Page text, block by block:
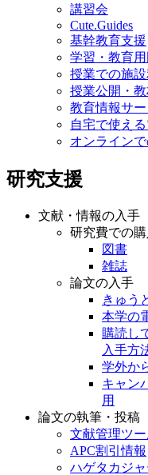
講習会
Cute.Guides
基幹教育支援
学習・教育
授業での施設
授業公開・
教育情報サー
自宅で使え
オンライン
研究支援
文献・情報の入手
研究費での購
図書
雑誌
論文の入手
きゅう
本学の
購読し
入手方
学外か
キャン
用
論文の執筆・投稿
文献管理ツ
APC割引情報
ハゲタカジャ